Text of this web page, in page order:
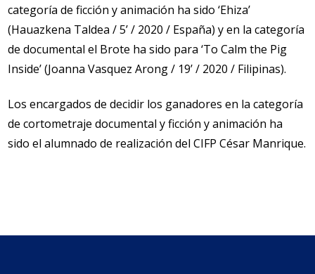
categoría de ficción y animación ha sido ‘Ehiza’
(Hauazkena Taldea / 5’ / 2020 / España) y en la categoría
de documental el Brote ha sido para ‘To Calm the Pig
Inside’ (Joanna Vasquez Arong / 19’ / 2020 / Filipinas).
Los encargados de decidir los ganadores en la categoría
de cortometraje documental y ficción y animación ha
sido el alumnado de realización del CIFP César Manrique.